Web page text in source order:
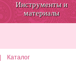
Инструменты и
материалы
Каталог